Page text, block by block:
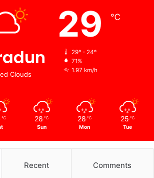
Clouds
29 ℃
29º - 24º
71%
1.97 km/h
℃ 28 ℃
Sun
28 ℃
Mon
25 ℃
Tue
Recent Comments